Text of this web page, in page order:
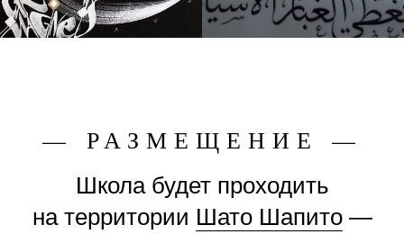
— РАЗМЕЩЕНИЕ —
Школа будет проходить
на территории Шато Шапито—